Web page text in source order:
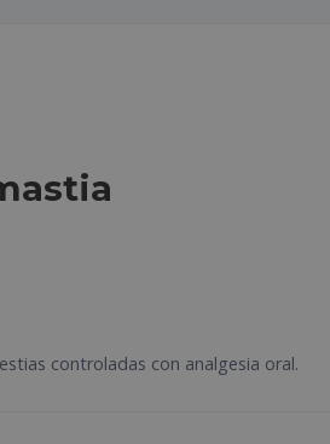
controladas con analgesia oral.